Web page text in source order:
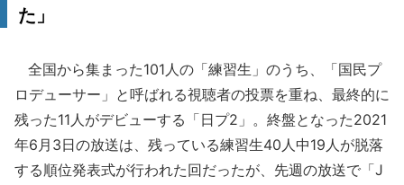
た」
全国から集まった101人の「練習生」のうち、「国民プ
ロデューサー」と呼ばれる視聴者の投票を重ね、最終的に
残った11人がデビューする「日プ2」。終盤となった2021
年6月3日の放送は、残っている練習生40人中19人が脱落
する順位発表式が行われた回だったが、先週の放送で「J